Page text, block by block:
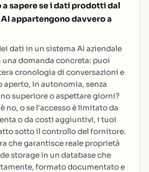
sapere se i dati prodotti dal
appartengono davvero a
dati in un sistema AI aziendale
una domanda concreta: puoi
cronologia di conversazioni e
aperto, in autonomia, senza
superiore o aspettare giorni?
no, o se l'accesso è limitato da
o da costi aggiuntivi, i tuoi
sotto il controllo del fornitore.
che garantisce reale proprietà
storage in un database che
formato documentato e